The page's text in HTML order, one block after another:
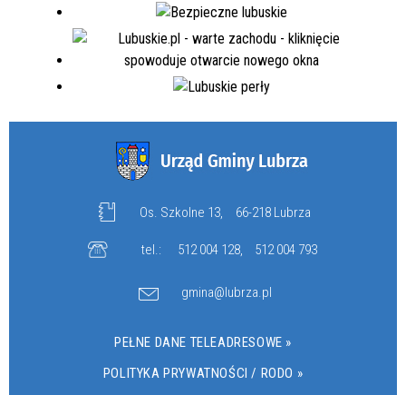
Os. Szkolne 13, 66-218 Lubrza
tel.: 512 004 128, 512 004 793
gmina@lubrza.pl
PEŁNE DANE TELEADRESOWE »
POLITYKA PRYWATNOŚCI / RODO »